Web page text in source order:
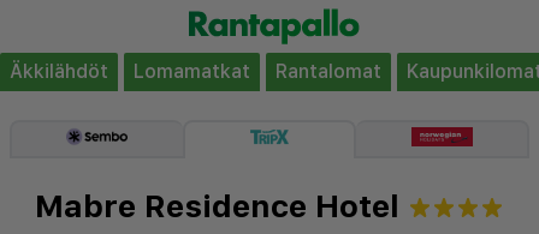
Äkkilähdöt Lomamatkat Rantalomat
Mabre Residence Hotel